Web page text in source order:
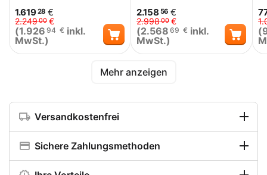
1.61928 €
2.24900 €
(1.926 94 € inkl.
MwSt.)
2.158 56 €
2.99800 €
(2.568 69 € inkl.
MwSt.)
(
Mehr anzeigen
Versandkostenfrei
Sichere Zahlungsmethoden